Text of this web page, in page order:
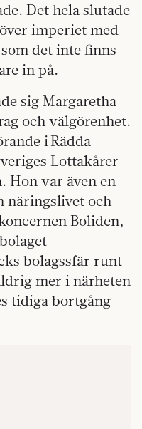
Det hela slutade
imperiet med
det inte finns
in på.
sig Margaretha
och välgörenhet.
i Rädda
Lottakårer
Hon var även en
näringslivet och
Boliden,
bolagssfär runt
mer i närheten
tidiga bortgång